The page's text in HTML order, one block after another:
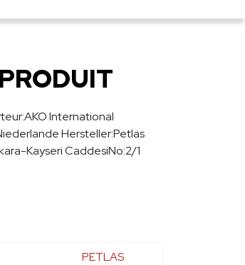
International
Hersteller:Petlas
Kayseri CaddesiNo:2/1
PETLAS